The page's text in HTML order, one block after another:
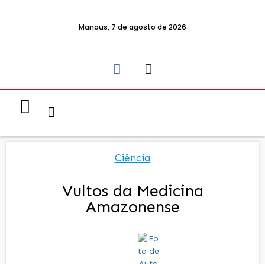
Manaus, 7 de agosto de 2026
Ciência
Vultos da Medicina
Amazonense